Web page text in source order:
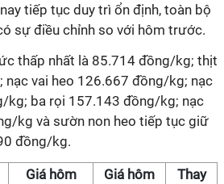
tiếp tục duy trì ổn định, toàn bộ
sự điều chỉnh so với hôm trước.
thấp nhất là 85.714 đồng/kg; thịt
vai heo 126.667 đồng/kg; nạc
kg; ba rọi 157.143 đồng/kg; nạc
kg và sườn non heo tiếp tục giữ
đồng/kg.
Giá hôm
Giá hôm
Thay